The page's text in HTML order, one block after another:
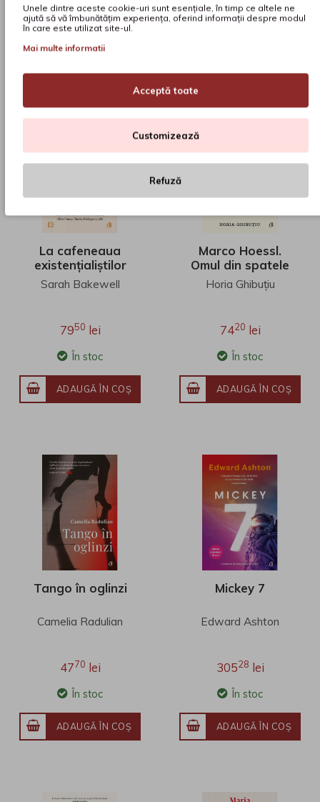
În stoc
ADAUGĂ ÎN COŞ
În stoc
La cafeneaua
existențialiștilor
Sarah Bakewell
7950 lei
În stoc
ADAUGĂ ÎN COŞ
Marco Hoessl.
Omul din spatele
CEO-ului
Horia Ghibuțiu
7420 lei
În stoc
ADAUGĂ ÎN COŞ
Tango în oglinzi
Camelia Radulian
4770 lei
În stoc
ADAUGĂ ÎN COŞ
Mickey 7
Edward Ashton
30528 lei
În stoc
ADAUGĂ ÎN COŞ
Unele dintre aceste cookie-uri sunt esențiale, în timp ce altele ne
ajută să vă îmbunătățim experiența, oferind informații despre modul
în care este utilizat site-ul.
Mai multe informatii
Acceptă toate
Customizează
Refuză